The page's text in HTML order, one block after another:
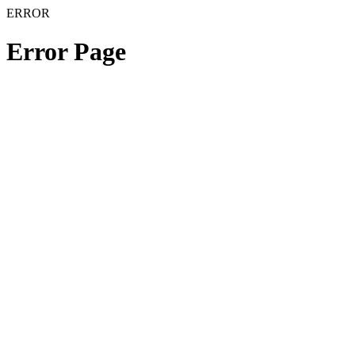
ERROR
Error Page